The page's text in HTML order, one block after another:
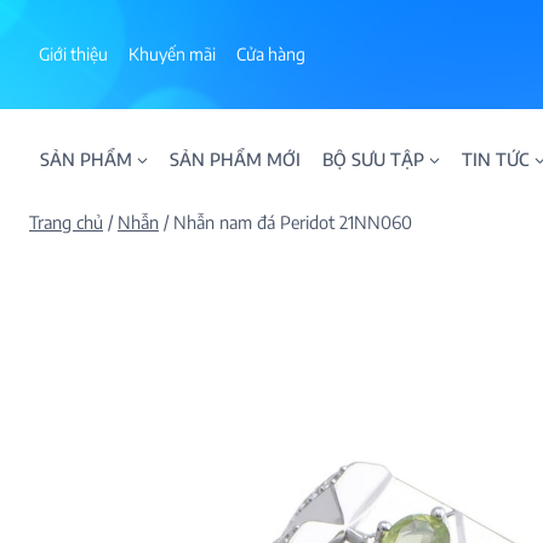
Giới thiệu Khuyến mãi Cửa hàng
SẢN PHẨM SẢN PHẨM MỚI BỘ SƯU TẬP
BST NHẪN NAM
BST SWEETIES
FAMILY
TIN TỨC
Trang chủ / Nhẫn / Nhẫn nam đá Peridot 21NN060